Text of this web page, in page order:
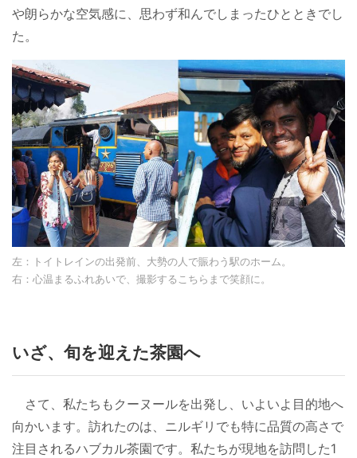
や朗らかな空気感に、思わず和んでしまったひとときでし
た。
左：トイトレインの出発前、大勢の人で賑わう駅のホーム。
右：心温まるふれあいで、撮影するこちらまで笑顔に。
いざ、旬を迎えた茶園へ
さて、私たちもクーヌールを出発し、いよいよ目的地へ
向かいます。訪れたのは、ニルギリでも特に品質の高さで
注目されるハブカル茶園です。私たちが現地を訪問した1